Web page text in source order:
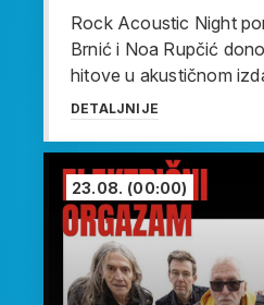
Rock Acoustic Night
Brnić i Noa Rupčić
hitove u akustičnom
DETALJNIJE
23.08. (00:00)